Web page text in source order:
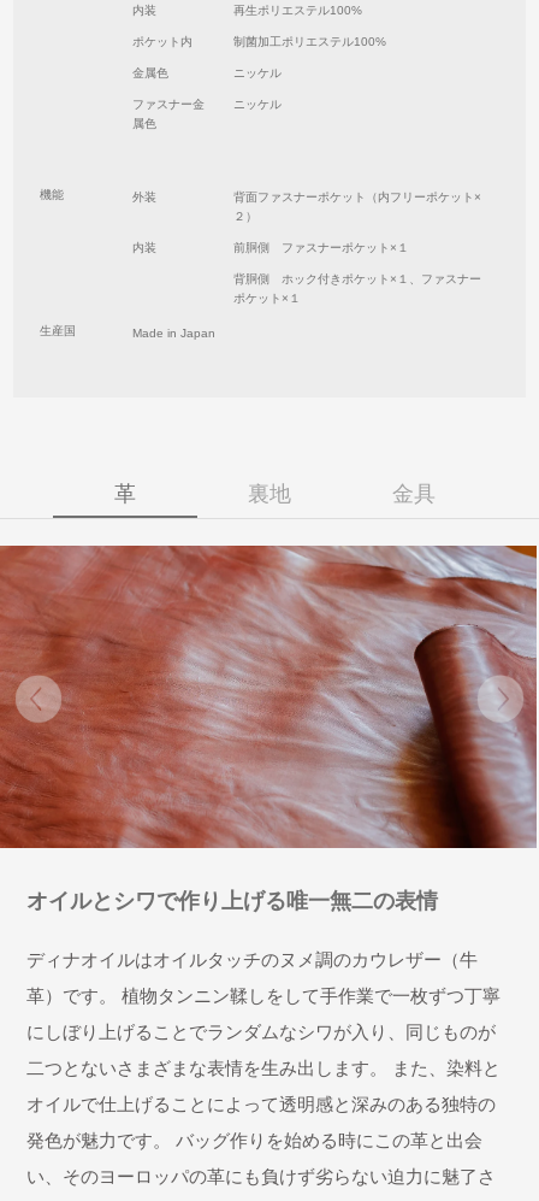
内装 再生ポリエステル100%
ポケット内 制菌加工ポリエステル100%
金属色 ニッケル
ファスナー金
属色
ニッケル
機能 外装
背面ファスナーポケット（内フリーポケット×
２）
内装 前胴側 ファスナーポケット×１
背胴側 ホック付きポケット×１、ファスナー
ポケット×１
生産国 Made in Japan
革 裏地 金具
オイルとシワで作り上げる唯一無二の表情
ディナオイルはオイルタッチのヌメ調のカウレザー（牛
革）です。 植物タンニン鞣しをして手作業で一枚ずつ丁寧
にしぼり上げることでランダムなシワが入り、同じものが
二つとないさまざまな表情を生み出します。 また、染料と
オイルで仕上げることによって透明感と深みのある独特の
発色が魅力です。 バッグ作りを始める時にこの革と出会
い、そのヨーロッパの革にも負けず劣らない迫力に魅了さ